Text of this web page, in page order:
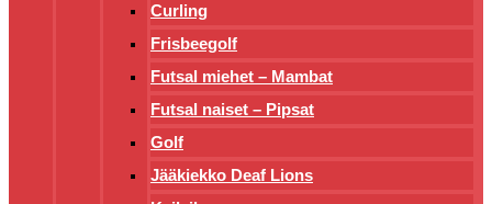
Curling
Frisbeegolf
Futsal miehet – Mambat
Futsal naiset – Pipsat
Golf
Jääkiekko Deaf Lions